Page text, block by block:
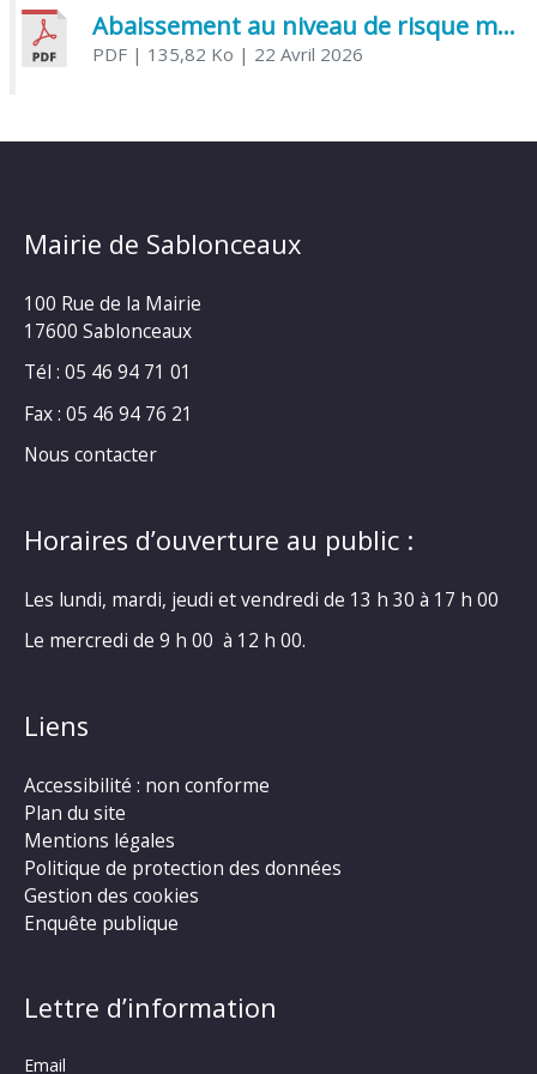
Abaissement au niveau de risque modéré de l’Influenza aviaire
PDF| 135,82 Ko | 22 Avril 2026
Mairie de Sablonceaux
100 Rue de la Mairie
17600 Sablonceaux
Tél : 05 46 94 71 01
Fax : 05 46 94 76 21
Nous contacter
Horaires d’ouverture au public :
Les lundi, mardi, jeudi et vendredi de 13 h 30 à 17 h 00
Le mercredi de 9 h 00 à 12 h 00.
Liens
Accessibilité : non conforme
Plan du site
Mentions légales
Politique de protection des données
Gestion des cookies
Enquête publique
Lettre d’information
Email